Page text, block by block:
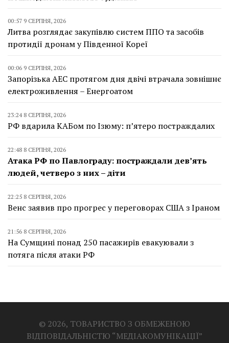
00:57 9 СЕРПНЯ, 2026
Литва розглядає закупівлю систем ППО та засобів
протидії дронам у Південної Кореї
00:06 9 СЕРПНЯ, 2026
Запорізька АЕС протягом дня двічі втрачала зовнішнє
електроживлення – Енергоатом
23:24 8 СЕРПНЯ, 2026
РФ вдарила КАБом по Ізюму: п’ятеро постраждалих
22:48 8 СЕРПНЯ, 2026
Атака РФ по Павлограду: постраждали дев’ять
людей, четверо з них – діти
22:25 8 СЕРПНЯ, 2026
Венс заявив про прогрес у переговорах США з Іраном
21:56 8 СЕРПНЯ, 2026
На Сумщині понад 250 пасажирів евакуювали з
потяга після атаки РФ
© 2026, ТОВАРИСТВО З ОБМЕЖЕНОЮ
ВІДПОВІДАЛЬНІСТЮ “МЕДІАКОМУНІКАЦІЇ”